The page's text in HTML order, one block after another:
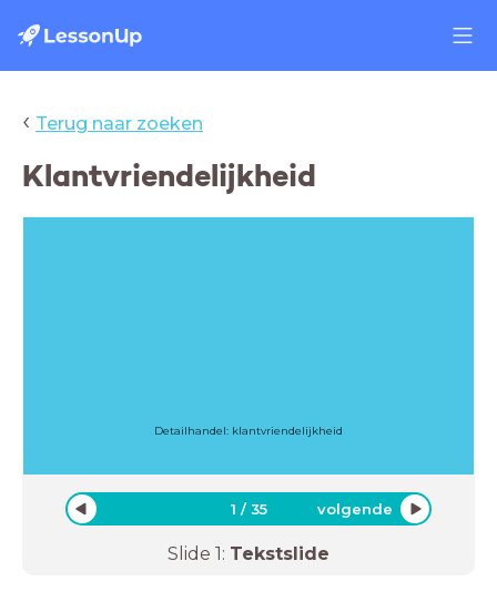
‹ Terug naar zoeken
Klantvriendelijkheid
Detailhandel: klantvriendelijkheid
1 /35 volgende
Slide 1: Tekstslide